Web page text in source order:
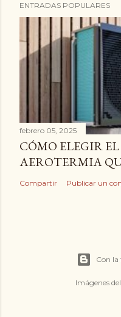
ENTRADAS POPULARES
febrero 05, 2025
CÓMO ELEGIR
AEROTERMIA
Compartir Publicar un
Con la
Imágenes